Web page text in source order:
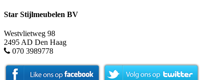
Star Stijlmeubelen BV
Westvlietweg 98
2495 AD Den Haag
070 3989778